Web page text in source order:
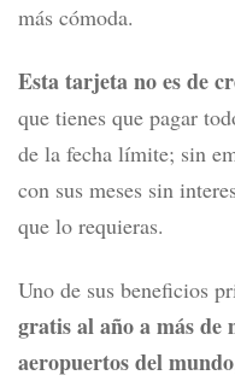
más cómoda.
Esta tarjeta no es de
que tienes que pagar
de la fecha límite; sin
con sus meses sin
que lo requieras.
Uno de sus beneficios
gratis al año a más de
aeropuertos del mundo